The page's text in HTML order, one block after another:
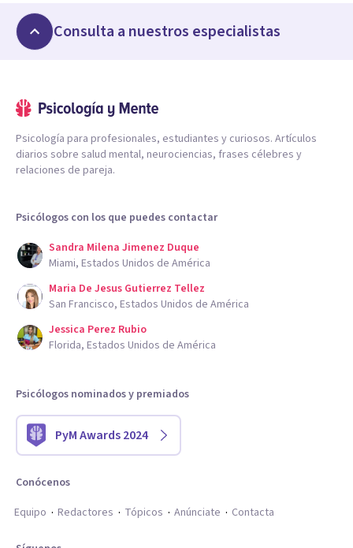
Consulta a nuestros especialistas
Psicología para profesionales, estudiantes y curiosos. Artículos
diarios sobre salud mental, neurociencias, frases célebres y
relaciones de pareja.
Psicólogos con los que puedes contactar
Sandra Milena Jimenez Duque
Miami, Estados Unidos de América
Maria De Jesus Gutierrez Tellez
San Francisco, Estados Unidos de América
Jessica Perez Rubio
Florida, Estados Unidos de América
Psicólogos nominados y premiados
PyM Awards 2024
Conócenos
Equipo
Redactores Tópicos Anúnciate Contacta